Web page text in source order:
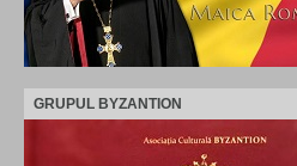
GRUPUL BYZANTION